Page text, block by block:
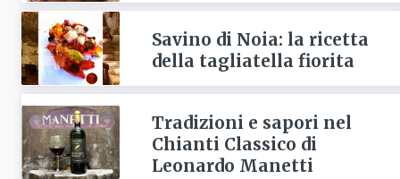
Savino di Noia: la ricetta
della tagliatella fiorita
Tradizioni e sapori nel
Chianti Classico di
Leonardo Manetti